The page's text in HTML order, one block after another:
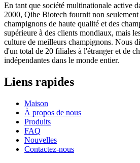
En tant que société multinationale active
2000, Qihe Biotech fournit non seulement
champignons de haute qualité et des
supérieure à des clients mondiaux, mais
culture de meilleurs champignons. Nous
d'un total de 20 filiales à l'étranger et de
indépendantes dans le monde entier.
Liens rapides
Maison
À propos de nous
Produits
FAQ
Nouvelles
Contactez-nous